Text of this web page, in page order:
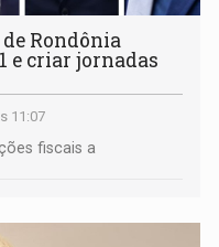
de Rondônia
e criar jornadas
11:07
fiscais a